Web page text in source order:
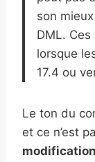
son
DML.
lorsque
17.4 ou
Le ton du
et ce n’est
modification